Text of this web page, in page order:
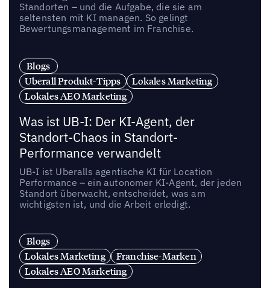
Standorten – und die Aufgabe, die sie am
seltensten mit KI managen. So gelingt
Bewertungsmanagement im Franchise.
Blogs
Uberall Produkt-Tipps
Lokales Marketing
Lokales AEO Marketing
Was ist UB-I: Der KI-Agent, der
Standort-Chaos in Standort-
Performance verwandelt
UB-I ist Uberalls agentische KI für Location
Performance – ein autonomer KI-Agent, der jeden
Standort überwacht, entscheidet, was am
wichtigsten ist, und die Arbeit erledigt.
Blogs
Lokales Marketing
Franchise-Marken
Lokales AEO Marketing